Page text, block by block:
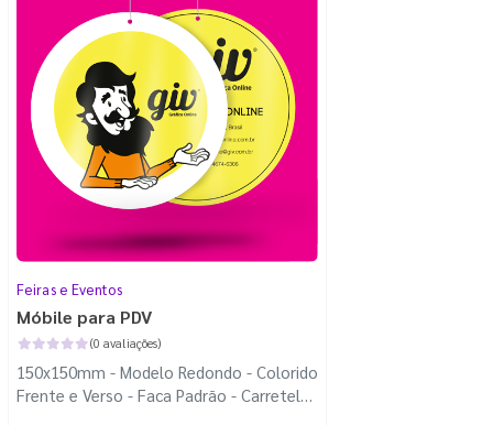
Feiras e Eventos
Móbile para PDV
(0 avaliações)
150x150mm - Modelo Redondo - Colorido
Frente e Verso - Faca Padrão - Carretel